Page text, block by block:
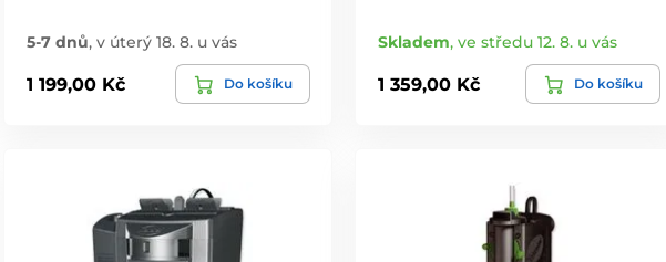
5-7 dnů, v úterý 18. 8. u vás
1 199,00 Kč Do košíku
Skladem, ve středu 12. 8. u vás
1 359,00 Kč Do košíku